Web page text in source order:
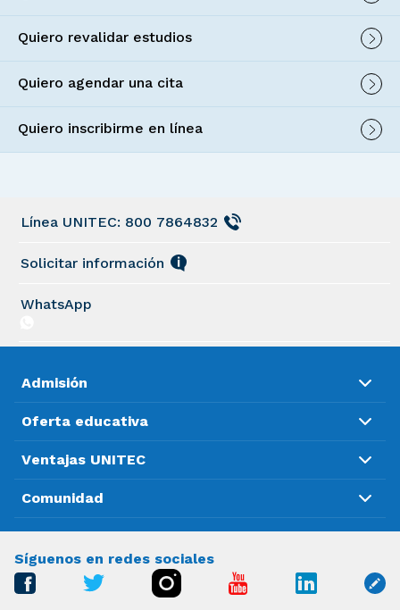
Quiero revalidar estudios
Quiero agendar una cita
Quiero inscribirme en línea
Línea UNITEC: 800 7864832
Solicitar información
WhatsApp
Admisión
Oferta educativa
Ventajas UNITEC
Comunidad
Síguenos en redes sociales